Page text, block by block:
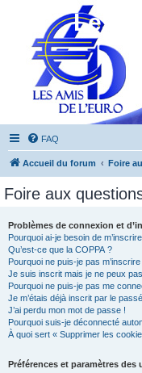
Les
FAQ
Accueil du forum Foire
Foire aux
Problèmes de connexion et
Pourquoi ai-je besoin de
Qu’est-ce que la COPPA ?
Pourquoi ne puis-je pas m’inscrire
Je suis inscrit mais je ne peux
Pourquoi ne puis-je pas me
Je m’étais déjà inscrit par le
J’ai perdu mon mot de passe !
Pourquoi suis-je déconnecté
À quoi sert « Supprimer les
Préférences et paramètres des